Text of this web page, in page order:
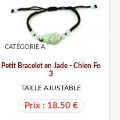
CATÉGORIE A
Petit Bracelet en Jade - Chien Fo
3
TAILLE AJUSTABLE
Prix : 18.50 €